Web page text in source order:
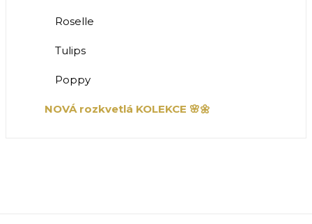
Roselle
Tulips
Poppy
NOVÁ rozkvetlá KOLEKCE 🌸🌼